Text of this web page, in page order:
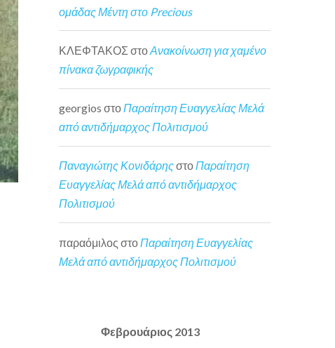
ομάδας Μέντη στο Precious
ΚΛΕΦΤΑΚΟΣ στοΑνακοίνωση για χαμένο
πίνακα ζωγραφικής
georgios στοΠαραίτηση Ευαγγελίας Μελά
από αντιδήμαρχος Πολιτισμού
Παναγιώτης ΚονιδάρηςστοΠαραίτηση
Ευαγγελίας Μελά από αντιδήμαρχος
Πολιτισμού
παραόμιλος στο Παραίτηση Ευαγγελίας
Μελά από αντιδήμαρχος Πολιτισμού
Φεβρουάριος 2013